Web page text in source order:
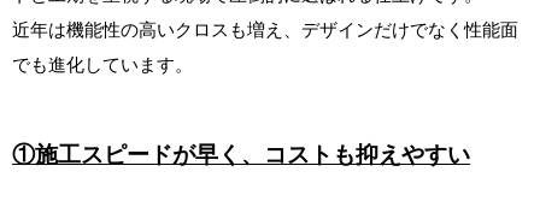
近年は機能性の高いクロスも増え、デザインだけでなく性能面
でも進化しています。
①施工スピードが早く、コストも抑えやすい